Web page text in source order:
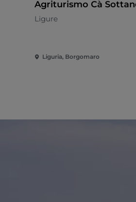
Agriturismo Cà
Ligure
Liguria, Borgomaro